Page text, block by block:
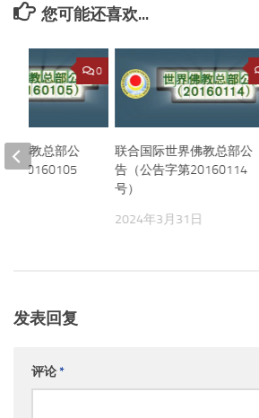
您可能还喜欢...
联合国际世界佛教总部公
告（公告字第20160114
号）
2024年3月31日
0
界佛教总部公
第20160105
发表回复
评论*